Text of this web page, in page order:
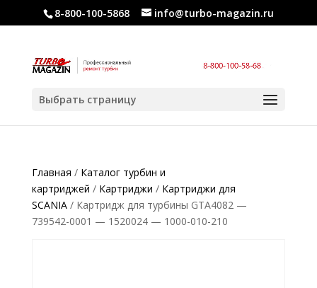
8-800-100-5868 info@turbo-magazin.ru
Выбрать страницу
Главная / Каталог турбин и
картриджей / Картриджи / Картриджи для
SCANIA/ Картридж для турбины GTA4082 —
739542-0001 — 1520024 — 1000-010-210